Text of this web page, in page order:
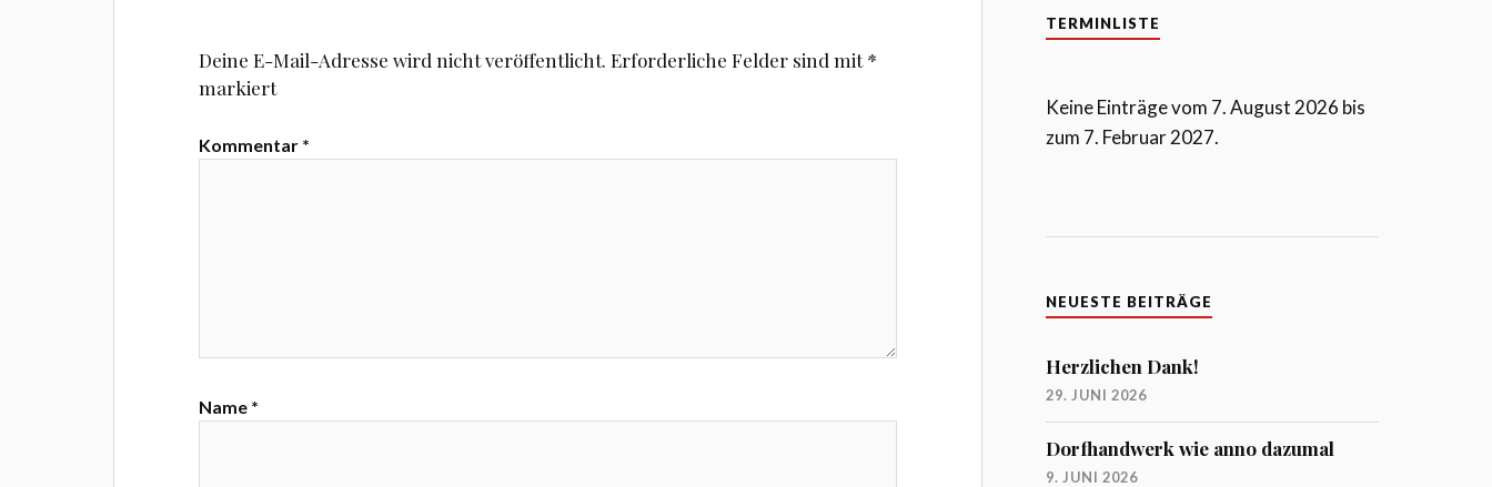
Deine E-Mail-Adresse wird nicht veröffentlicht. Erforderliche Felder sind mit*
markiert
Kommentar *
Name *
TERMINLISTE
Keine Einträge vom 7. August 2026 bis
zum 7. Februar 2027.
NEUESTE BEITRÄGE
Herzlichen Dank!
29. JUNI 2026
Dorfhandwerk wie anno dazumal
9. JUNI 2026